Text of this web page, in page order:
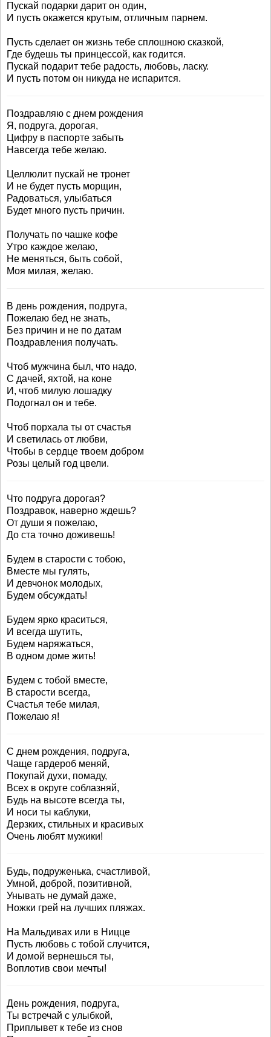
Пускай подарки дарит он один,
И пусть окажется крутым, отличным парнем.
Пусть сделает он жизнь тебе сплошною сказкой,
Где будешь ты принцессой, как годится.
Пускай подарит тебе радость, любовь, ласку.
И пусть потом он никуда не испарится.
Поздравляю с днем рождения
Я, подруга, дорогая,
Цифру в паспорте забыть
Навсегда тебе желаю.
Целлюлит пускай не тронет
И не будет пусть морщин,
Радоваться, улыбаться
Будет много пусть причин.
Получать по чашке кофе
Утро каждое желаю,
Не меняться, быть собой,
Моя милая, желаю.
В день рождения, подруга,
Пожелаю бед не знать,
Без причин и не по датам
Поздравления получать.
Чтоб мужчина был, что надо,
С дачей, яхтой, на коне
И, чтоб милую лошадку
Подогнал он и тебе.
Чтоб порхала ты от счастья
И светилась от любви,
Чтобы в сердце твоем добром
Розы целый год цвели.
Что подруга дорогая?
Поздравок, наверно ждешь?
От души я пожелаю,
До ста точно доживешь!
Будем в старости с тобою,
Вместе мы гулять,
И девчонок молодых,
Будем обсуждать!
Будем ярко краситься,
И всегда шутить,
Будем наряжаться,
В одном доме жить!
Будем с тобой вместе,
В старости всегда,
Счастья тебе милая,
Пожелаю я!
С днем рождения, подруга,
Чаще гардероб меняй,
Покупай духи, помаду,
Всех в округе соблазняй,
Будь на высоте всегда ты,
И носи ты каблуки,
Дерзких, стильных и красивых
Очень любят мужики!
Будь, подруженька, счастливой,
Умной, доброй, позитивной,
Унывать не думай даже,
Ножки грей на лучших пляжах.
На Мальдивах или в Ницце
Пусть любовь с тобой случится,
И домой вернешься ты,
Воплотив свои мечты!
День рождения, подруга,
Ты встречай с улыбкой,
Приплывет к тебе из снов